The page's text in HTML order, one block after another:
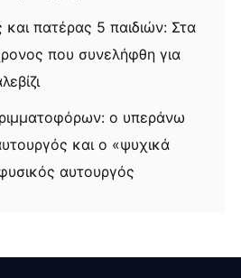
πατέρας 5 παιδιών: Στα
που συνελήφθη για
ο υπεράνω
και ο «ψυχικά
αυτουργός